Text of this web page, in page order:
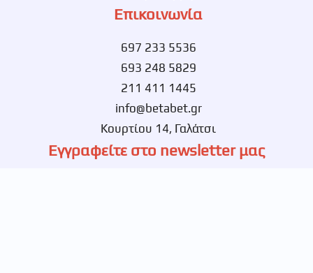
Επικοινωνία
697 233 5536
693 248 5829
211 411 1445
info@betabet.gr
Κουρτίου 14, Γαλάτσι
Εγγραφείτε στο newsletter μας